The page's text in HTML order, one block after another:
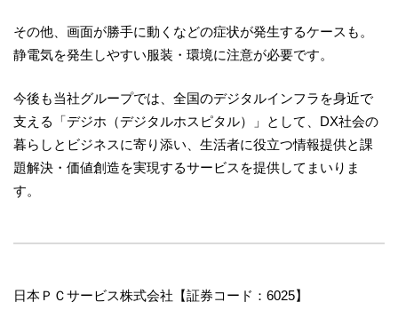
その他、画面が勝手に動くなどの症状が発生するケースも。
静電気を発生しやすい服装・環境に注意が必要です。
今後も当社グループでは、全国のデジタルインフラを身近で
支える「デジホ（デジタルホスピタル）」として、DX社会の
暮らしとビジネスに寄り添い、生活者に役立つ情報提供と課
題解決・価値創造を実現するサービスを提供してまいりま
す。
日本ＰＣサービス株式会社【証券コード：6025】